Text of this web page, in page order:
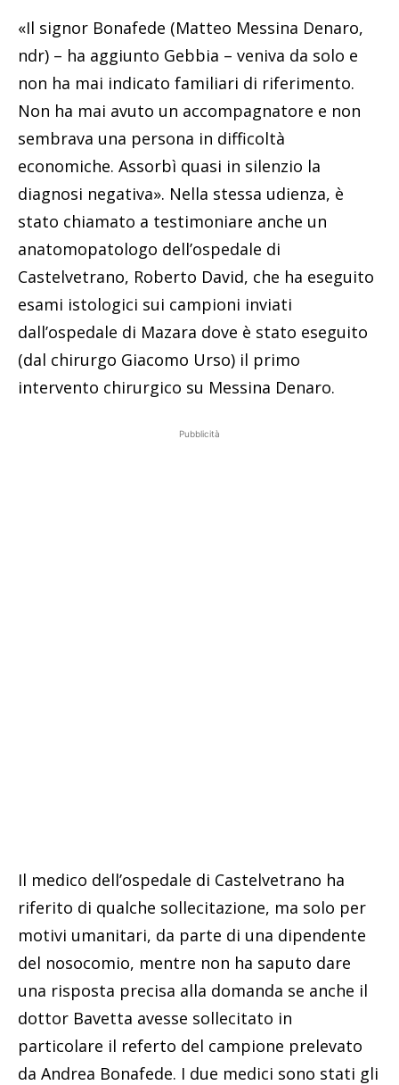
«Il signor Bonafede (Matteo Messina Denaro,
ndr) – ha aggiunto Gebbia – veniva da solo e
non ha mai indicato familiari di riferimento.
Non ha mai avuto un accompagnatore e non
sembrava una persona in difficoltà
economiche. Assorbì quasi in silenzio la
diagnosi negativa». Nella stessa udienza, è
stato chiamato a testimoniare anche un
anatomopatologo dell’ospedale di
Castelvetrano, Roberto David, che ha eseguito
esami istologici sui campioni inviati
dall’ospedale di Mazara dove è stato eseguito
(dal chirurgo Giacomo Urso) il primo
intervento chirurgico su Messina Denaro.
Pubblicità
Il medico dell’ospedale di Castelvetrano ha
riferito di qualche sollecitazione, ma solo per
motivi umanitari, da parte di una dipendente
del nosocomio, mentre non ha saputo dare
una risposta precisa alla domanda se anche il
dottor Bavetta avesse sollecitato in
particolare il referto del campione prelevato
da Andrea Bonafede. I due medici sono stati gli